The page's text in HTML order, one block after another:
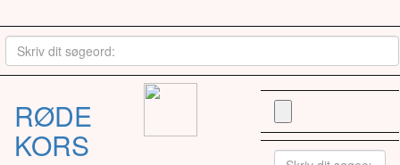
RØDE
KORS